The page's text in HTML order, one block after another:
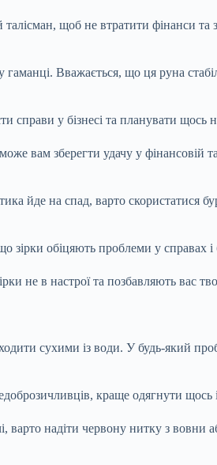
щоб не втратити фінанси
Вважається, що ця руна
справи у бізнесі та планувати щось
вам зберегти удачу у фінансовій
йде на спад, варто скористатися
обіцяють проблеми у справах і
в настрої та позбавляють вас
сухими із води. У будь-який
краще одягнути щось
варто надіти червону нитку з